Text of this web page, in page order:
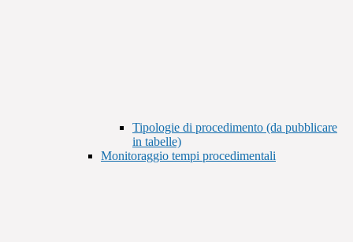
Tipologie di procedimento (da pubblicare
in tabelle)
Monitoraggio tempi procedimentali